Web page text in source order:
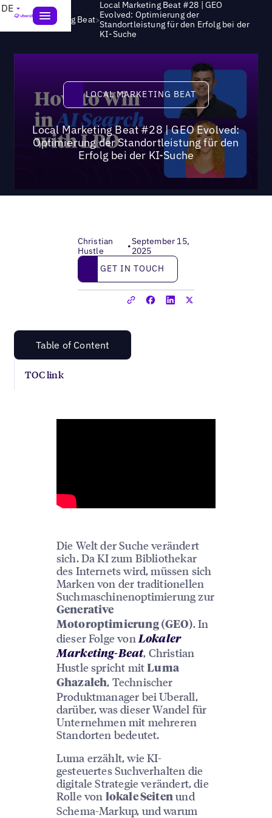
DE
Local Marketing Beat>
Local Marketing Beat #28 | GEO
Evolved: Optimierung der
Standortleistung für den Erfolg bei der
KI-Suche
Local Marketing Beat
LOCAL MARKETING BEAT
Local Marketing Beat #28 | GEO Evolved:
Optimierung der Standortleistung für den
Erfolg bei der KI-Suche
Christian
Hustle
•September 15,
2025
Get in touch
GET IN TOUCH
Table of Content
TOC link
Die Welt der Suche verändert
sich. Da KI zum Bibliothekar
des Internets wird, müssen sich
Marken von der traditionellen
Suchmaschinenoptimierung zur
Generative
Motoroptimierung (GEO). In
dieser Folge von Lokaler
Marketing-Beat, Christian
Hustle spricht mitLuma
Ghazaleh, Technischer
Produktmanager bei Uberall,
darüber, was dieser Wandel für
Unternehmen mit mehreren
Standorten bedeutet.
Luma erzählt, wie KI-
gesteuertes Suchverhalten die
digitale Strategie verändert, die
Rolle von lokale Seiten und
Schema-Markup, und warum